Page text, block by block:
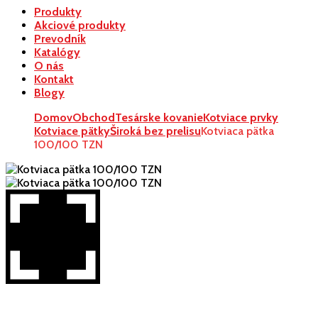
Produkty
Akciové produkty
Prevodník
Katalógy
O nás
Kontakt
Blogy
DomovObchodTesárske kovanieKotviace prvky
Kotviace pätkyŠiroká bez prelisuKotviaca pätka
100/100 TZN